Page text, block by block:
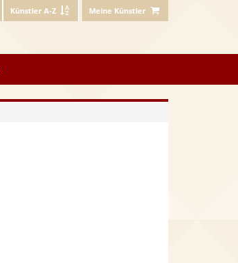
Künstler A-Z Meine Künstler